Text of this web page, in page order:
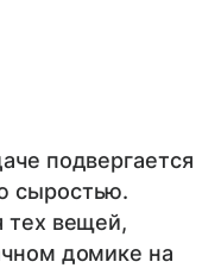
подвергается
сыростью.
тех вещей,
домике на